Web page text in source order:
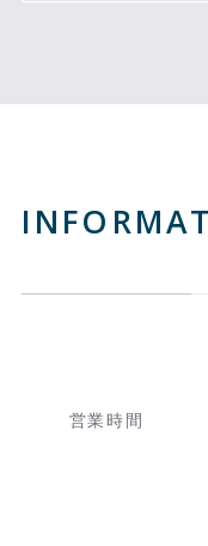
営業時間